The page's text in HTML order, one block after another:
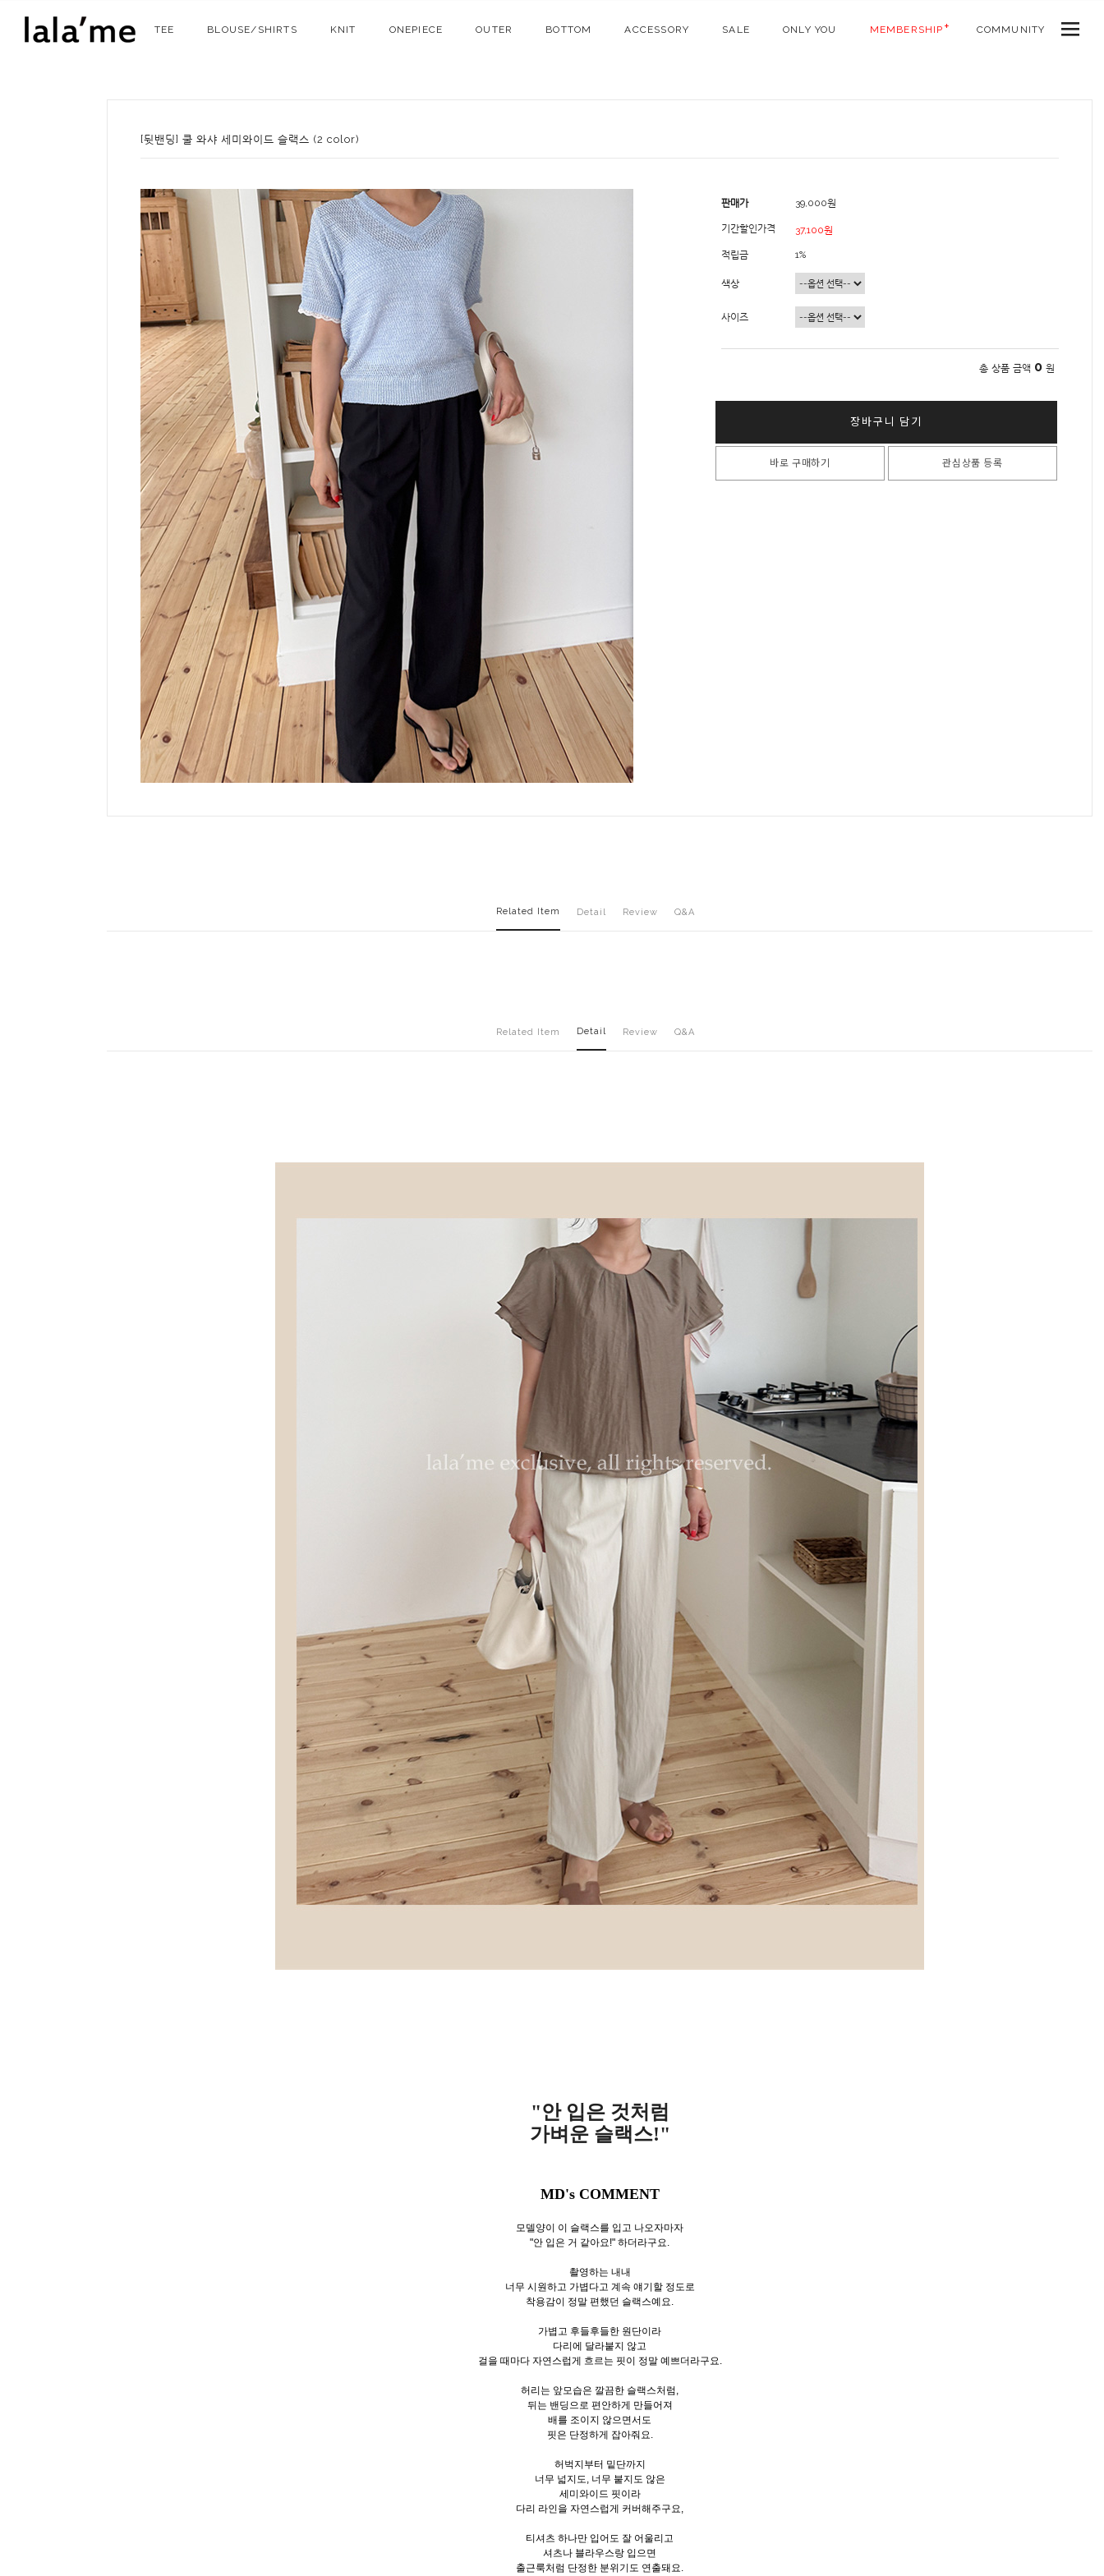
TEE BLOUSE/SHIRTS KNIT ONEPIECE OUTER BOTTOM ACCESSORY SALE ONLY YOU MEMBERSHIP COMMUNITY
[뒷밴딩] 쿨 와샤 세미와이드 슬랙스 (2 color)
판매가 39,000원
기간할인가격 37,100원
적립금 1%
색상
사이즈
총 상품 금액 0 원
장바구니 담기
바로 구매하기 관심상품 등록
Related Item Detail Review Q&A
Related Item Detail Review Q&A
"안 입은 것처럼
가벼운 슬랙스!"
MD's COMMENT
모델양이 이 슬랙스를 입고 나오자마자
"안 입은 거 같아요!" 하더라구요.
촬영하는 내내
너무 시원하고 가볍다고 계속 얘기할 정도로
착용감이 정말 편했던 슬랙스예요.
가볍고 후들후들한 원단이라
다리에 달라붙지 않고
걸을 때마다 자연스럽게 흐르는 핏이 정말 예쁘더라구요.
허리는 앞모습은 깔끔한 슬랙스처럼,
뒤는 밴딩으로 편안하게 만들어져
배를 조이지 않으면서도
핏은 단정하게 잡아줘요.
허벅지부터 밑단까지
너무 넓지도, 너무 붙지도 않은
세미와이드 핏이라
다리 라인을 자연스럽게 커버해주구요,
티셔츠 하나만 입어도 잘 어울리고
셔츠나 블라우스랑 입으면
출근룩처럼 단정한 분위기도 연출돼요.